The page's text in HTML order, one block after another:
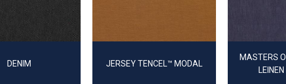
DENIM JERSEY TENCEL™ MODAL
MASTERS